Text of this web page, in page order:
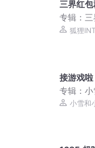
三界红
专辑：
超爽多
狐狸
接游戏
专辑：小
小雪和